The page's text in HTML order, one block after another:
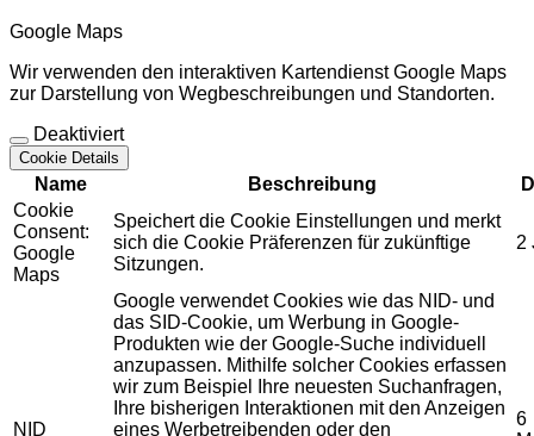
Google Maps
Wir verwenden den interaktiven Kartendienst Google Maps
zur Darstellung von Wegbeschreibungen und Standorten.
Deaktiviert
Cookie Details
Name Beschreibung
Cookie
Consent:
Google
Maps
Speichert die Cookie Einstellungen und merkt
sich die Cookie Präferenzen für zukünftige
Sitzungen.
2
NID
Google verwendet Cookies wie das NID- und
das SID-Cookie, um Werbung in Google-
Produkten wie der Google-Suche individuell
anzupassen. Mithilfe solcher Cookies erfassen
wir zum Beispiel Ihre neuesten Suchanfragen,
Ihre bisherigen Interaktionen mit den Anzeigen
eines Werbetreibenden oder den
6